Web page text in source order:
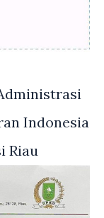
Indonesia
Riau